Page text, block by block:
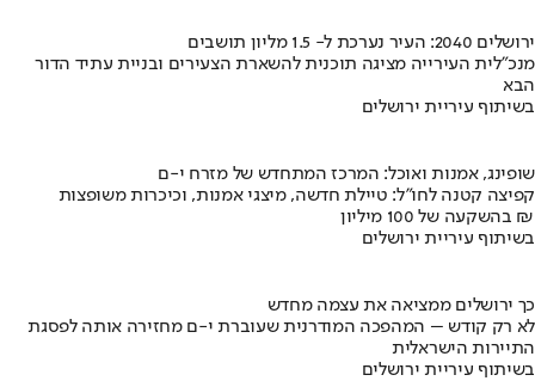
ירושלים 2040: העיר נערכת ל- 1.5 מליון תושבים
מנכ"לית העירייה מציגה תוכנית להשארת הצעירים ובניית עתיד הדור
הבא
בשיתוף עיריית ירושלים
שופינג, אמנות ואוכל: המרכז המתחדש של מזרח י-ם
קפיצה קטנה לחו"ל: טיילת חדשה, מיצגי אמנות, וכיכרות משופצות
בהשקעה של 100 מיליון ₪
בשיתוף עיריית ירושלים
כך ירושלים ממציאה את עצמה מחדש
לא רק קודש – המהפכה המודרנית שעוברת י-ם מחזירה אותה לפסגת
התיירות הישראלית
בשיתוף עיריית ירושלים